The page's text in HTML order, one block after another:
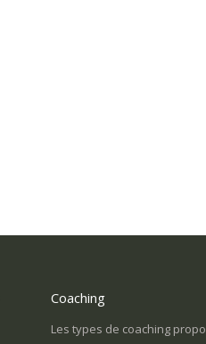
Une tuile m’est tombée dessus et j’ai
Coaching
Les types de coaching